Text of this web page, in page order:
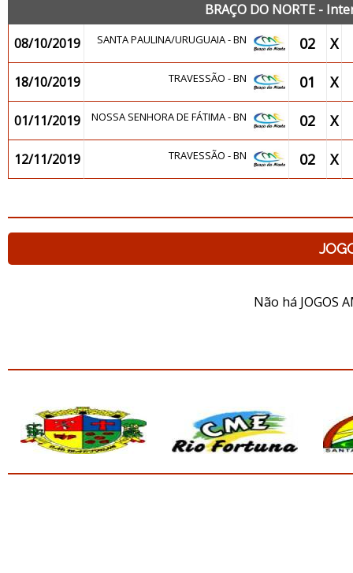
BRAÇO DO NORTE -
08/10/2019
SANTA PAULINA/URUGUAIA - BN 02 X
18/10/2019 TRAVESSÃO - BN 01 X
01/11/2019 NOSSA SENHORA DE FÁTIMA - BN 02 X
12/11/2019 TRAVESSÃO - BN 02 X
Não há JOGOS